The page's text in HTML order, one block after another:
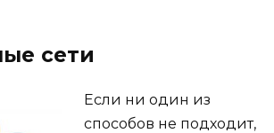
сети
Если ни один из
способов не подходит,